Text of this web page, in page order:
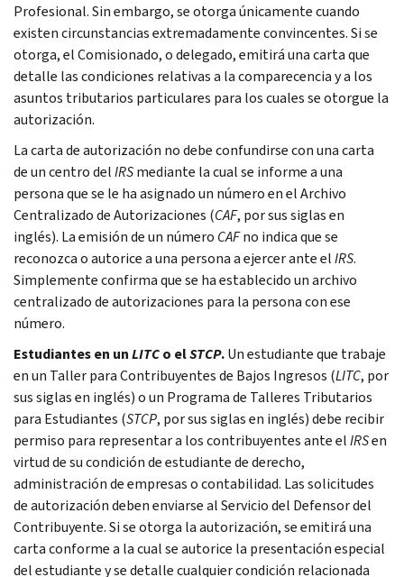
Profesional. Sin embargo, se otorga únicamente cuando
existen circunstancias extremadamente convincentes. Si se
otorga, el Comisionado, o delegado, emitirá una carta que
detalle las condiciones relativas a la comparecencia y a los
asuntos tributarios particulares para los cuales se otorgue la
autorización.
La carta de autorización no debe confundirse con una carta
de un centro delIRSmediante la cual se informe a una
persona que se le ha asignado un número en el Archivo
Centralizado de Autorizaciones (CAF, por sus siglas en
inglés). La emisión de un número CAFno indica que se
reconozca o autorice a una persona a ejercer ante elIRS.
Simplemente confirma que se ha establecido un archivo
centralizado de autorizaciones para la persona con ese
número.
Estudiantes en unLITCo elSTCP.Un estudiante que trabaje
en un Taller para Contribuyentes de Bajos Ingresos (LITC, por
sus siglas en inglés) o un Programa de Talleres Tributarios
para Estudiantes (STCP, por sus siglas en inglés) debe recibir
permiso para representar a los contribuyentes ante elIRSen
virtud de su condición de estudiante de derecho,
administración de empresas o contabilidad. Las solicitudes
de autorización deben enviarse al Servicio del Defensor del
Contribuyente. Si se otorga la autorización, se emitirá una
carta conforme a la cual se autorice la presentación especial
del estudiante y se detalle cualquier condición relacionada